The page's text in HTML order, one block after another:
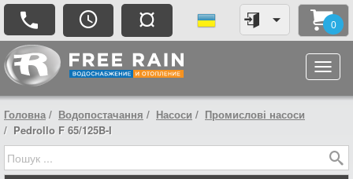
¤ 0
Головна Водопостачання Насоси
Промислові насоси
Pedrollo F 65/125B-I